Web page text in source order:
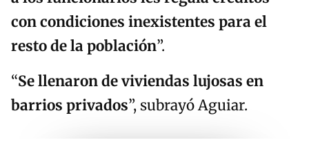
con condiciones inexistentes para el
resto de la población”.
“Se llenaron de viviendas lujosas en
barrios privados”, subrayó Aguiar.